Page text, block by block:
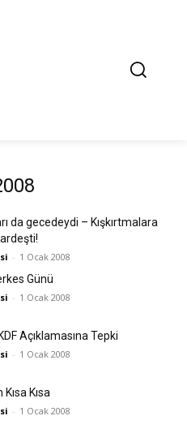
da gecedeydi – Kışkırtmalara
- 1 Ocak 2008
Günü
- 1 Ocak 2008
Açıklamasına Tepki
- 1 Ocak 2008
Kısa
- 1 Ocak 2008